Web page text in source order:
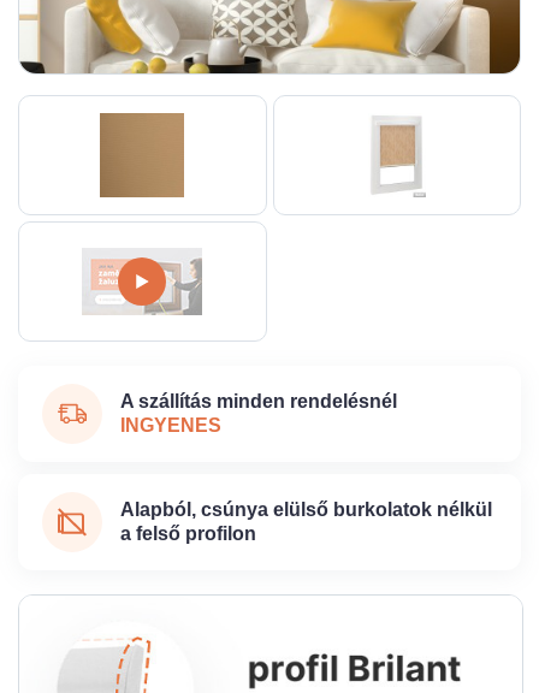
A szállítás minden rendelésnél
INGYENES
Alapból, csúnya elülső burkolatok nélkül
a felső profilon